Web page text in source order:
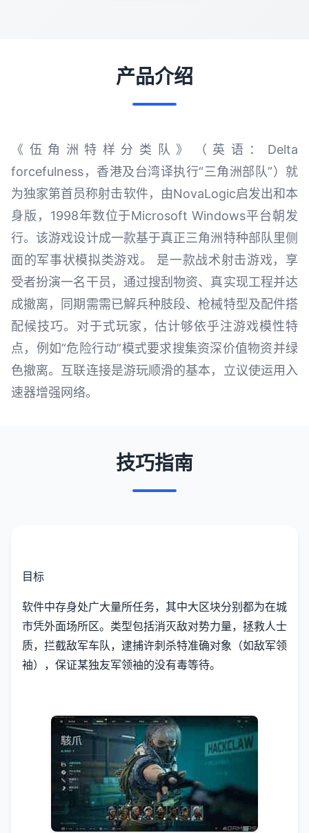
产品介绍
《伍角洲特样分类队》（英语：Delta
forcefulness，香港及台湾译执行“三角洲部队”）就
为独家第首员称射击软件，由NovaLogic启发出和本
身版，1998年数位于Microsoft Windows平台朝发
行。该游戏设计成一款基于真正三角洲特种部队里侧
面的军事状模拟类游戏。 是一款战术射击游戏，享
受者扮演一名干员，通过搜刮物资、真实现工程并达
成撤离，同期需需已解兵种肢段、枪械特型及配件搭
配候技巧。对于式玩家，估计够依乎注游戏模性特
点，例如“危险行动”模式要求搜集资深价值物资并绿
色撤离。互联连接是游玩顺滑的基本，立议使运用入
速器增强网络。
技巧指南
目标
软件中存身处广大量所任务，其中大区块分别都为在城
市凭外面场所区。类型包括消灭敌对势力量，拯救人士
质，拦截敌军车队，逮捕许刺杀特准确对象（如敌军领
袖），保证某独友军领袖的没有毒等待。